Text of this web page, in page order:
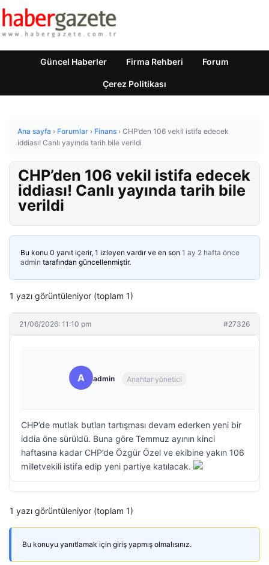
Güncel Haberler Firma Rehberi Forum
Çerez Politikası
Ana sayfa › Forumlar › Finans › CHP’den 106 vekil istifa edecek
iddiası! Canlı yayında tarih bile verildi
CHP’den 106 vekil istifa edecek
iddiası! Canlı yayında tarih bile
verildi
Bu konu 0 yanıt içerir, 1 izleyen vardır ve en son 1 ay 2 hafta önce
admin tarafından güncellenmiştir.
1 yazı görüntüleniyor (toplam 1)
21/06/2026: 11:10 pm #27326
A admin Anahtar yönetici
CHP’de mutlak butlan tartışması devam ederken yeni bir
iddia öne sürüldü. Buna göre Temmuz ayının kinci
haftasına kadar CHP’de Özgür Özel ve ekibine yakın 106
milletvekili istifa edip yeni partiye katılacak.
1 yazı görüntüleniyor (toplam 1)
Bu konuyu yanıtlamak için giriş yapmış olmalısınız.